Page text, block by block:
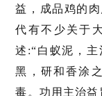
益，成品鸡的
代有不少关于
述:“白蚁泥，
黑，研和香涂
毒。功用主治